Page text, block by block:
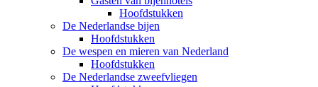
Hoofdstukken
De Nederlandse bijen
Hoofdstukken
De wespen en mieren van Nederland
Hoofdstukken
De Nederlandse zweefvliegen